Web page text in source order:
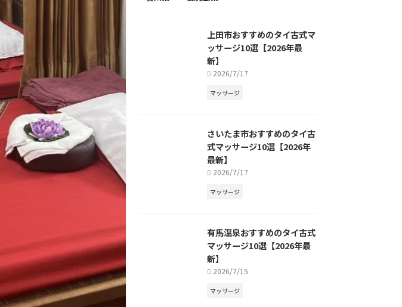
上田市おすすめのタイ古式マ
ッサージ10選【2026年最
新】
2026/7/17
マッサージ
さいたま市おすすめのタイ古
式マッサージ10選【2026年
最新】
2026/7/17
マッサージ
有馬温泉おすすめのタイ古式
マッサージ10選【2026年最
新】
2026/7/15
マッサージ